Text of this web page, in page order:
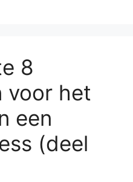
8
voor het
een
(deel